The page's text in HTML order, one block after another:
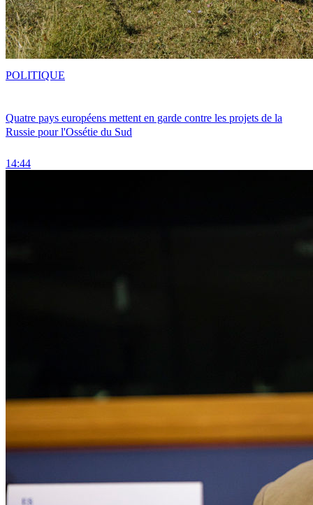
Quatre pays européens mettent en garde contre les projets de la
Russie pour l'Ossétie du Sud
14:44
POLITIQUE